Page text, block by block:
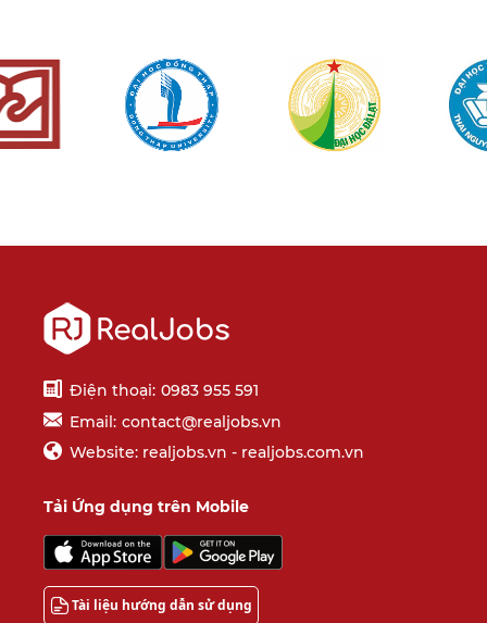
Điện thoại: 0983 955 591
Email: contact@realjobs.vn
Website: realjobs.vn - realjobs.com.vn
Tải Ứng dụng trên Mobile
Tài liệu hướng dẫn sử dụng